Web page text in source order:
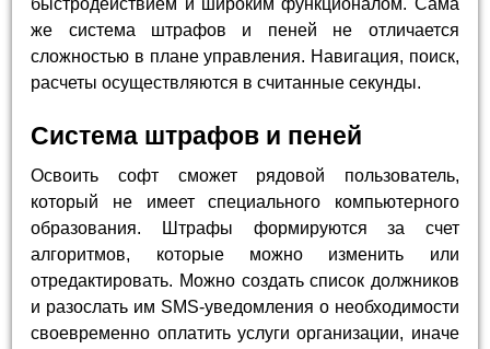
же система штрафов и пеней не отличается
сложностью в плане управления. Навигация, поиск,
расчеты осуществляются в считанные секунды.
Система штрафов и пеней
Освоить софт сможет рядовой пользователь,
который не имеет специального компьютерного
образования. Штрафы формируются за счет
алгоритмов, которые можно изменить или
отредактировать. Можно создать список должников
и разослать им SMS-уведомления о необходимости
своевременно оплатить услуги организации, иначе